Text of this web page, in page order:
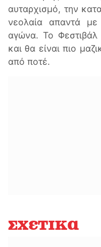
αυταρχισμό, την
νεολαία απαντά με
αγώνα. Το Φεστιβάλ
και θα είναι πιο
από ποτέ.
Σχετικά